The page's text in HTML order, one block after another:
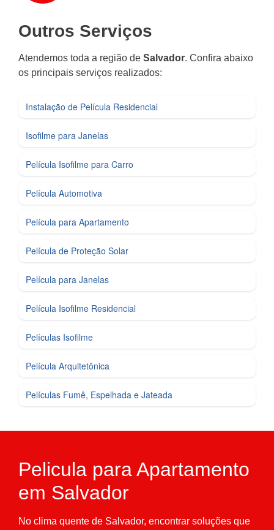
Outros Serviços
Atendemos toda a região de Salvador. Confira abaixo
os principais serviços realizados:
Instalação de Película Residencial
Isofilme para Janelas
Película Isofilme para Carro
Película Automotiva
Película para Apartamento
Película de Proteção Solar
Película para Janelas
Película Isofilme Residencial
Películas Isofilme
Película Arquitetônica
Películas Fumê, Espelhada e Jateada
Pelicula para Apartamento
em Salvador
No clima quente de Salvador, encontrar soluções que